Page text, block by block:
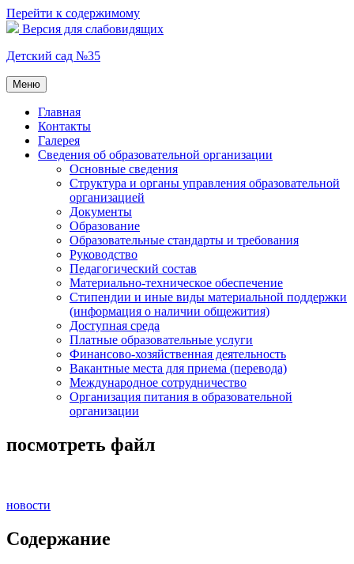
Перейти к содержимому
Версия для слабовидящих
Детский сад №35
Меню
Главная
Контакты
Галерея
Сведения об образовательной организации
Основные сведения
Структура и органы управления образовательной
организацией
Документы
Образование
Образовательные стандарты и требования
Руководство
Педагогический состав
Материально-техническое обеспечение
Стипендии и иные виды материальной поддержки
(информация о наличии общежития)
Доступная среда
Платные образовательные услуги
Финансово-хозяйственная деятельность
Вакантные места для приема (перевода)
Международное сотрудничество
Организация питания в образовательной
организации
посмотреть файл
новости
Содержание